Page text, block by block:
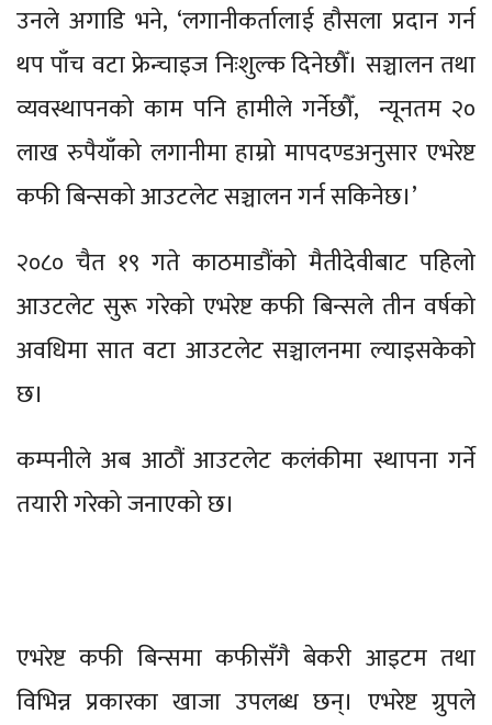
उनले अगाडि भने, ‘लगानीकर्तालाई हौसला प्रदान गर्न
थप पाँच वटा फ्रेन्चाइज निःशुल्क दिनेछौँ। सञ्चालन तथा
व्यवस्थापनको काम पनि हामीले गर्नेछौँ, न्यूनतम २०
लाख रुपैयाँको लगानीमा हाम्रो मापदण्डअनुसार एभरेष्ट
कफी बिन्सको आउटलेट सञ्चालन गर्न सकिनेछ।’
२०८० चैत १९ गते काठमाडौंको मैतीदेवीबाट पहिलो
आउटलेट सुरू गरेको एभरेष्ट कफी बिन्सले तीन वर्षको
अवधिमा सात वटा आउटलेट सञ्चालनमा ल्याइसकेको
छ।
कम्पनीले अब आठौं आउटलेट कलंकीमा स्थापना गर्ने
तयारी गरेको जनाएको छ।
एभरेष्ट कफी बिन्समा कफीसँगै बेकरी आइटम तथा
विभिन्न प्रकारका खाजा उपलब्ध छन्। एभरेष्ट ग्रुपले